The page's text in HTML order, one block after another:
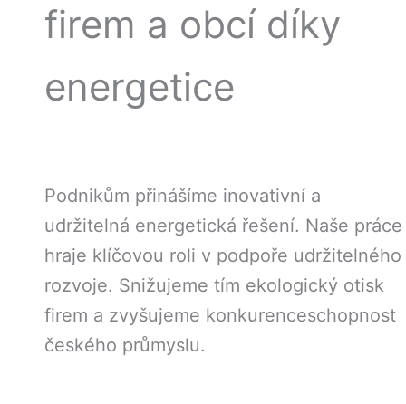
firem a obcí díky
energetice
Podnikům přinášíme inovativní a
udržitelná energetická řešení. Naše práce
hraje klíčovou roli v podpoře udržitelného
rozvoje. Snižujeme tím ekologický otisk
firem a zvyšujeme konkurenceschopnost
českého průmyslu.